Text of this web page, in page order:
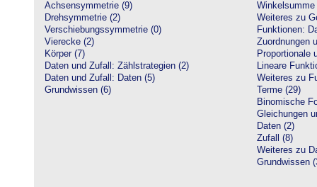
Achsensymmetrie (9)
Drehsymmetrie (2)
Verschiebungssymmetrie (0)
Vierecke (2)
Körper (7)
Daten und Zufall: Zählstrategien (2)
Daten und Zufall: Daten (5)
Grundwissen (6)
Weiteres zu
Funktionen:
Zuordnungen
Proportionale
Lineare
Weiteres zu
Terme (29)
Binomische
Gleichungen
Daten (2)
Zufall (8)
Weiteres zu
Grundwissen